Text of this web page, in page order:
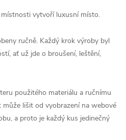
vytvoří luxusní místo.
ručně. Každý krok výroby byl
ať už jde o broušení, leštění,
použitého materiálu a ručnímu
lišit od vyobrazení na webové
a proto je každý kus jedinečný